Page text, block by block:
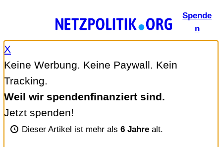
springen
Spende
n
X
Keine Werbung. Keine Paywall. Kein
Tracking.
Weil wir spendenfinanziert sind.
Jetzt spenden!
Dieser Artikel ist mehr als 6 Jahrealt.